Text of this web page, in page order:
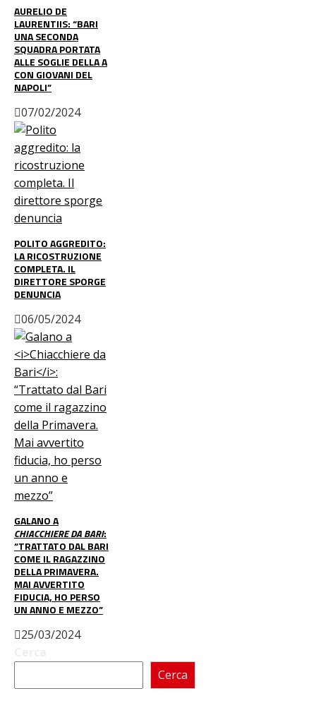
AURELIO DE
LAURENTIIS: “BARI
UNA SECONDA
SQUADRA PORTATA
ALLE SOGLIE DELLA A
CON GIOVANI DEL
NAPOLI”
07/02/2024
POLITO AGGREDITO:
LA RICOSTRUZIONE
COMPLETA. IL
DIRETTORE SPORGE
DENUNCIA
06/05/2024
GALANO A
CHIACCHIERE DA BARI:
“TRATTATO DAL BARI
COME IL RAGAZZINO
DELLA PRIMAVERA.
MAI AVVERTITO
FIDUCIA, HO PERSO
UN ANNO E MEZZO”
25/03/2024
Cerca